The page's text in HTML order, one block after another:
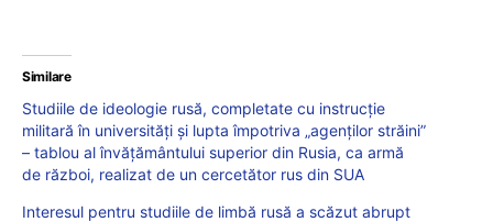
Similare
Studiile de ideologie rusă, completate cu instrucție
militară în universități și lupta împotriva „agenților străini”
– tablou al învățământului superior din Rusia, ca armă
de război, realizat de un cercetător rus din SUA
Interesul pentru studiile de limbă rusă a scăzut abrupt